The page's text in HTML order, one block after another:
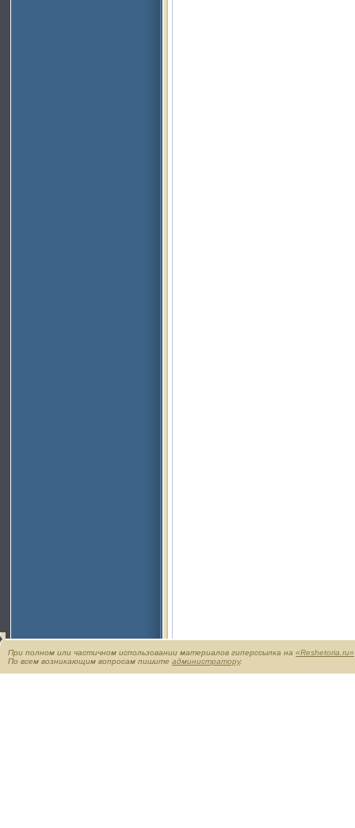
При полном или частичном использовании материалов гиперссылка на «Reshetoria.ru»
По всем возникающим вопросам пишите администратору.